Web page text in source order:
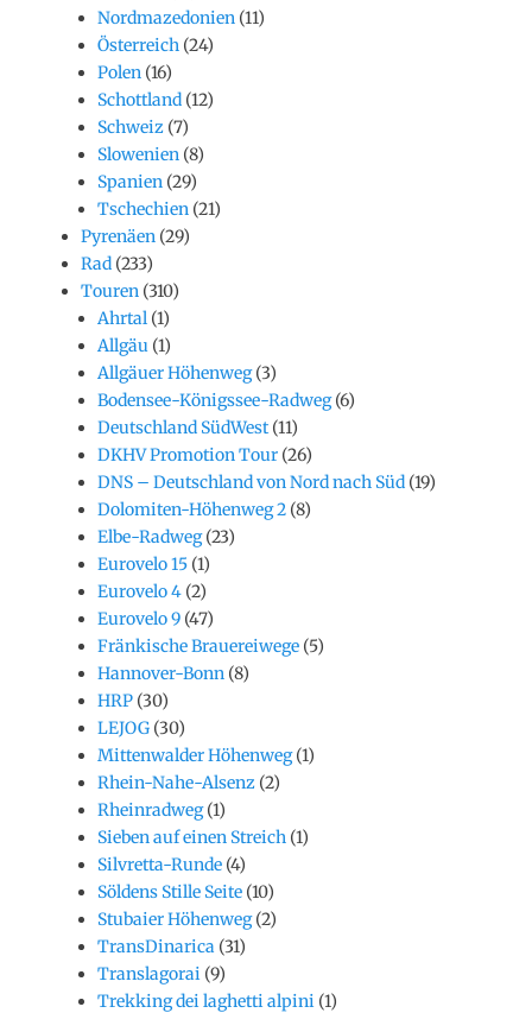
Nordmazedonien (11)
Österreich (24)
Polen (16)
Schottland (12)
Schweiz (7)
Slowenien (8)
Spanien (29)
Tschechien (21)
Pyrenäen (29)
Rad (233)
Touren (310)
Ahrtal (1)
Allgäu (1)
Allgäuer Höhenweg(3)
Bodensee-Königssee-Radweg(6)
Deutschland SüdWest(11)
DKHV Promotion Tour (26)
DNS – Deutschland von Nord nach Süd (19)
Dolomiten-Höhenweg 2 (8)
Elbe-Radweg(23)
Eurovelo 15 (1)
Eurovelo 4 (2)
Eurovelo 9 (47)
Fränkische Brauereiwege (5)
Hannover-Bonn (8)
HRP (30)
LEJOG (30)
Mittenwalder Höhenweg(1)
Rhein-Nahe-Alsenz (2)
Rheinradweg(1)
Sieben auf einen Streich (1)
Silvretta-Runde (4)
Söldens Stille Seite (10)
Stubaier Höhenweg(2)
TransDinarica (31)
Translagorai (9)
Trekking dei laghetti alpini (1)